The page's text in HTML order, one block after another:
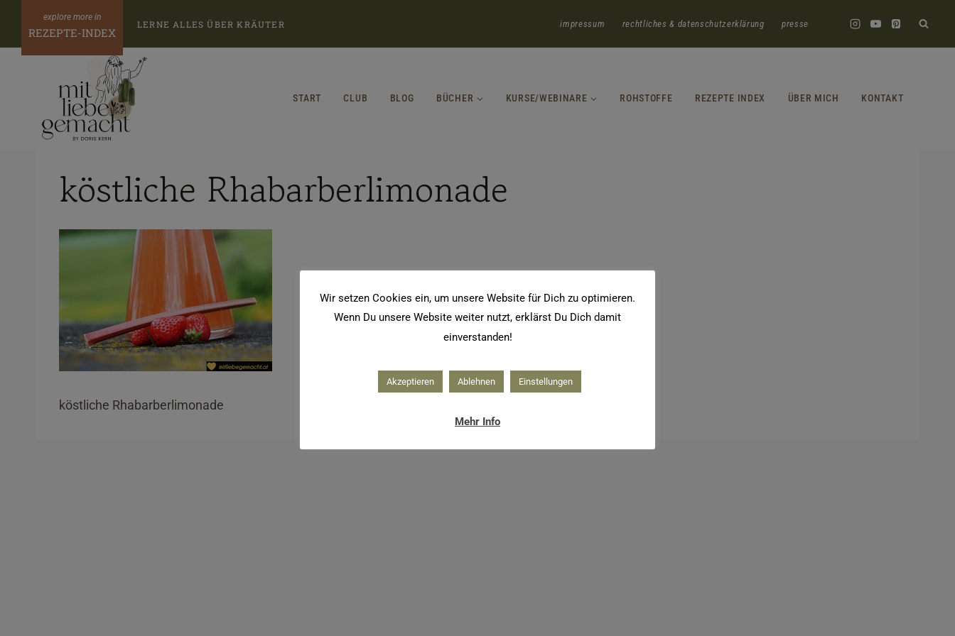
Inhalt
springen
REZEPTE-INDEX
LERNE ALLES ÜBER KRÄUTER impressum rechtliches & datenschutzerklärung presse
START CLUB BLOG BÜCHER KURSE/WEBINARE ROHSTOFFE REZEPTE INDEX ÜBER MICH KONTAKT
köstliche Rhabarberlimonade
köstliche Rhabarberlimonade
Wir setzen Cookies ein, um unsere Website für Dich zu optimieren.
Wenn Du unsere Website weiter nutzt, erklärst Du Dich damit
einverstanden!
Akzeptieren Ablehnen Einstellungen
Mehr Info